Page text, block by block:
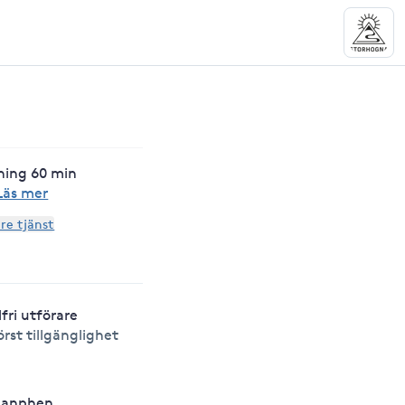
60 min
mer
tjänst
utförare
tillgänglighet